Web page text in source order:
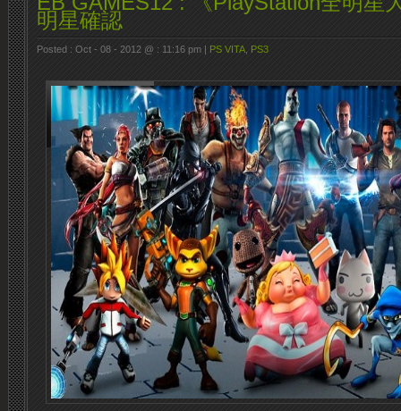
明星確認
Posted : Oct - 08 - 2012 @ : 11:16 pm | PS VITA PS3